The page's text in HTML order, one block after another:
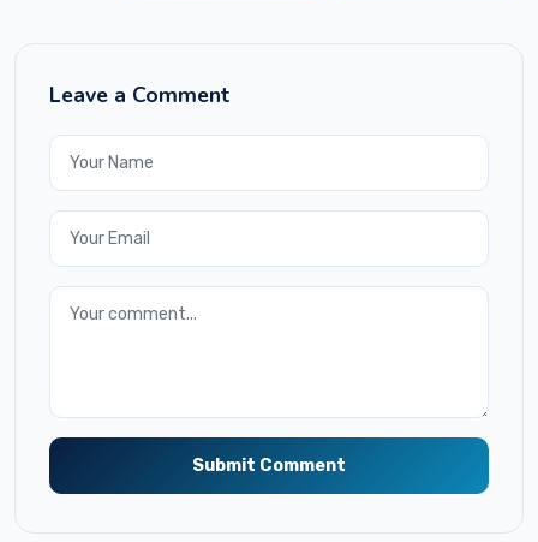
Leave a Comment
Submit Comment